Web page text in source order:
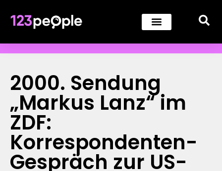
2000. Sendung
„Markus Lanz“ im
ZDF:
Korrespondenten-
Gespräch zur US-